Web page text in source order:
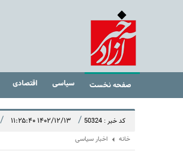
صفحه نخست سیاسی اقتصادی
کد خبر : 50324 / ۱۴۰۲/۱۲/۱۳ ۱۱:۲۵:۴۰ /
خانه اخبار سیاسی